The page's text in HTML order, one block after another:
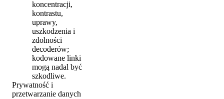
koncentracji,
kontrastu,
uprawy,
uszkodzenia i
zdolności
decoderów;
kodowane linki
mogą nadal być
szkodliwe.
Prywatność i
przetwarzanie danych